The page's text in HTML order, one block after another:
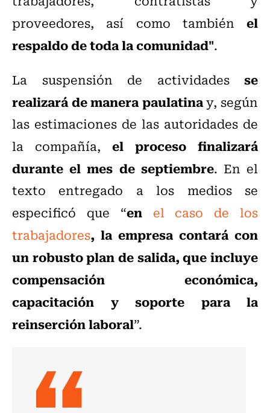
proveedores, así como también el
respaldo de toda la comunidad".
La suspensión de actividades se
realizará de manera paulatinay, según
las estimaciones de las autoridades de
la compañía, el proceso finalizará
durante el mes de septiembre. En el
texto entregado a los medios se
especificó que “en el caso de los
trabajadores, la empresa contará con
un robusto plan de salida, que incluye
compensación económica,
capacitación y soporte para la
reinserción laboral”.